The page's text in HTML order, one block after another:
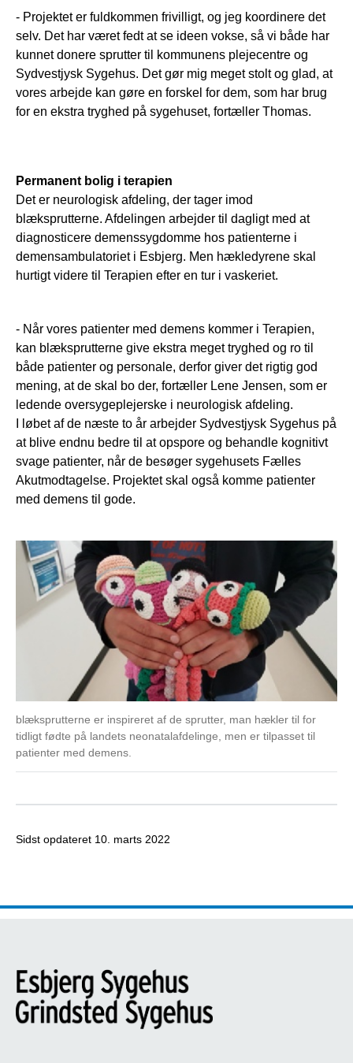
- Projektet er fuldkommen frivilligt, og jeg koordinere det
selv. Det har været fedt at se ideen vokse, så vi både har
kunnet donere sprutter til kommunens plejecentre og
Sydvestjysk Sygehus. Det gør mig meget stolt og glad, at
vores arbejde kan gøre en forskel for dem, som har brug
for en ekstra tryghed på sygehuset, fortæller Thomas.
Permanent bolig i terapien
Det er neurologisk afdeling, der tager imod
blæksprutterne. Afdelingen arbejder til dagligt med at
diagnosticere demenssygdomme hos patienterne i
demensambulatoriet i Esbjerg. Men hækledyrene skal
hurtigt videre til Terapien efter en tur i vaskeriet.
- Når vores patienter med demens kommer i Terapien,
kan blæksprutterne give ekstra meget tryghed og ro til
både patienter og personale, derfor giver det rigtig god
mening, at de skal bo der, fortæller Lene Jensen, som er
ledende oversygeplejerske i neurologisk afdeling.
I løbet af de næste to år arbejder Sydvestjysk Sygehus på
at blive endnu bedre til at opspore og behandle kognitivt
svage patienter, når de besøger sygehusets Fælles
Akutmodtagelse. Projektet skal også komme patienter
med demens til gode.
blæksprutterne er inspireret af de sprutter, man hækler til for
tidligt fødte på landets neonatalafdelinge, men er tilpasset til
patienter med demens.
Sidst opdateret 10. marts 2022